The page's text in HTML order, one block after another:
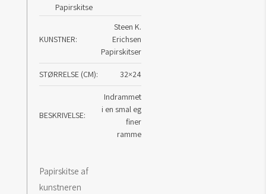
Papirskitse
KUNSTNER
Steen K.
Erichsen
Papirskitser
STØRRELSE (CM) 32×24
BESKRIVELSE
Indrammet
i en smal eg
finer
ramme
Papirskitse af
kunstneren